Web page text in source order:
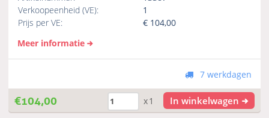
Verkoopeenheid (VE):
1
Prijs per VE:
€ 104,00
Meer informatie
7 werkdagen
€104,00 x1 In winkelwagen